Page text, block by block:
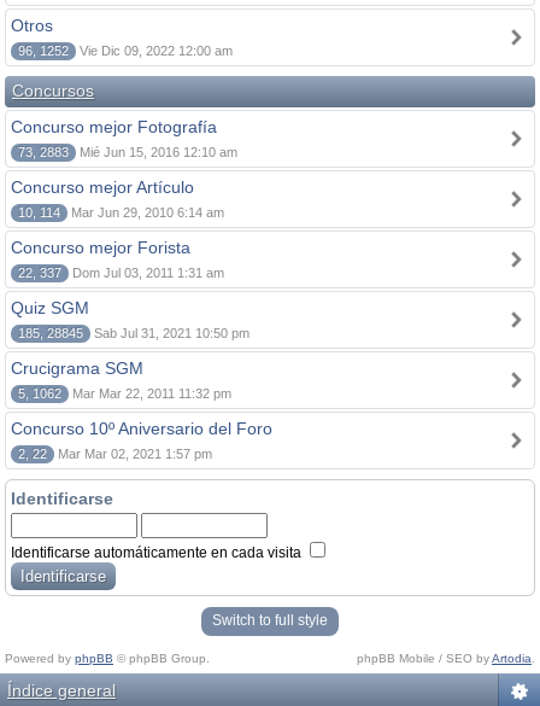
Otros
96, 1252 Vie Dic 09, 2022 12:00 am
Concursos
Concurso mejor Fotografía
73, 2883 Mié Jun 15, 2016 12:10 am
Concurso mejor Artículo
10, 114 Mar Jun 29, 2010 6:14 am
Concurso mejor Forista
22, 337 Dom Jul 03, 2011 1:31 am
Quiz SGM
185, 28845 Sab Jul 31, 2021 10:50 pm
Crucigrama SGM
5, 1062 Mar Mar 22, 2011 11:32 pm
Concurso 10º Aniversario del Foro
2, 22 Mar Mar 02, 2021 1:57 pm
Identificarse
Identificarse automáticamente en cada visita
Switch to full style
Powered by phpBB © phpBB Group. phpBB Mobile / SEO byArtodia
Índice general